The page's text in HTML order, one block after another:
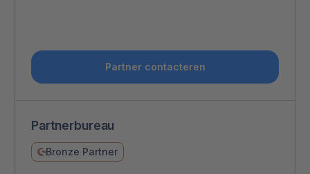
Partner contacteren
Partnerbureau
Bronze Partner